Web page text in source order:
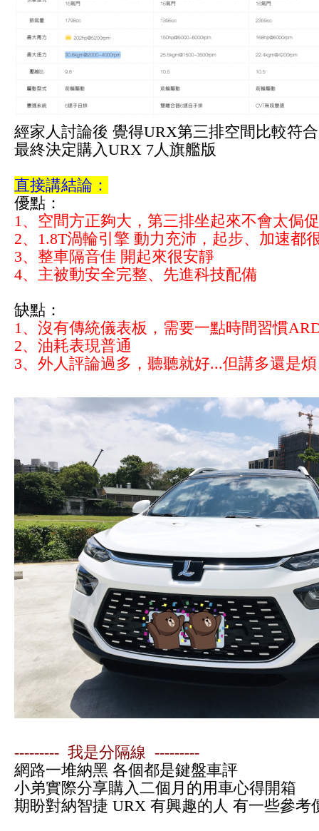
經家人討論後 覺得URX第三排空間比較符
最終決定購入URX 7人旗艦版
直接講結論：
優點：
1、空間方正夠大，第三排坐起來不會太侷促
2、1.8T渦輪引擎 動力充沛，起步、加速都
3、整車隔音佳 開起來很安靜
4、主被動安全完整、 先進科技配備
缺點：
1、沒有傳統儀表板，需要一點時間習慣
2、油耗表現普通
3、外人評論過多，聽聽就好...但講多還是煩
--------- 我是分隔線 ---------
網路一堆納黑 各個都是鍵盤車評
小弟實際分享購入二個月的用車心得開箱
期盼對納智捷 URX 有興趣的人 有一些參考